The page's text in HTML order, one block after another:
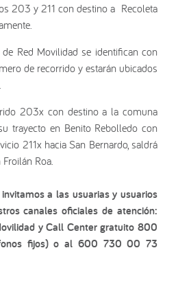
203 y 211 con destino a Recoleta
Red Movilidad se identifican con
de recorrido y estarán ubicados
203x con destino a la comuna
trayecto en Benito Rebolledo con
211x hacia San Bernardo, saldrá
Roa.
a las usuarias y usuarios
canales oficiales de atención:
y Call Center gratuito 800
fijos) o al 600 730 00 73